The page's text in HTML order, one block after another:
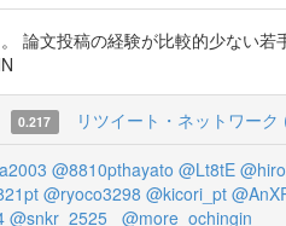
論文投稿の経験が比較的少ない若
0.217 リツイート・ネットワーク
@8810pthayato @Lt8tE
@ryoco3298 @kicori_pt
@snkr_2525_ @more_ochingin